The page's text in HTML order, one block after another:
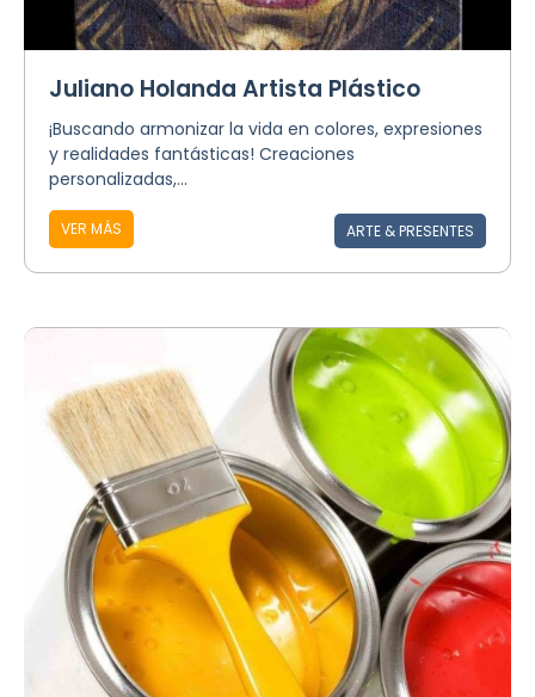
Juliano Holanda Artista Plástico
¡Buscando armonizar la vida en colores, expresiones
y realidades fantásticas! Creaciones
personalizadas,...
VER MÁS ARTE & PRESENTES